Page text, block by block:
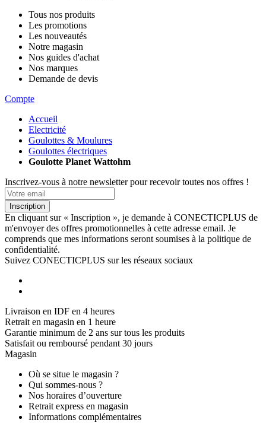
Tous nos produits
Les promotions
Les nouveautés
Notre magasin
Nos guides d'achat
Nos marques
Demande de devis
Compte
Accueil
Electricité
Goulottes & Moulures
Goulottes électriques
Goulotte Planet Wattohm
Inscrivez-vous à notre newsletter pour recevoir toutes nos offres !
Inscription
En cliquant sur « Inscription », je demande à CONECTICPLUS de
m'envoyer des offres promotionnelles à cette adresse email. Je
comprends que mes informations seront soumises à la politique de
confidentialité.
Suivez CONECTICPLUS sur les réseaux sociaux
Livraison en IDF en 4 heures
Retrait en magasin en 1 heure
Garantie minimum de 2 ans sur tous les produits
Satisfait ou remboursé pendant 30 jours
Magasin
Où se situe le magasin ?
Qui sommes-nous ?
Nos horaires d’ouverture
Retrait express en magasin
Informations complémentaires